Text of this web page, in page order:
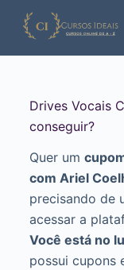
Pular
para
Drives Vocais
conseguir?
Quer um
com Ariel
precisando de
acessar a
Você está no
possui cupons